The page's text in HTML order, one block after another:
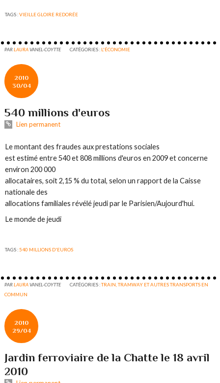
TAGS :VIEILLE GLOIRE REDORÉE
PARLAURAVANEL-COYTTE CATÉGORIES : L'ÉCONOMIE
2010
30/04
540 millions d'euros
Lien permanent
Le montant des fraudes aux prestations sociales
est estimé entre 540 et 808 millions d'euros en 2009 et concerne
environ 200 000
allocataires, soit 2,15 % du total, selon un rapport de la Caisse
nationale des
allocations familiales révélé jeudi par le Parisien/Aujourd'hui.
Le monde de jeudi
TAGS : 540 MILLIONS D'EUROS
PARLAURAVANEL-COYTTE CATÉGORIES :TRAIN, TRAMWAY ET AUTRES TRANSPORTS EN
COMMUN
2010
29/04
Jardin ferroviaire de la Chatte le 18 avril
2010